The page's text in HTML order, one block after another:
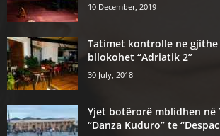
10 December, 2019
Tatimet kontrolle ne gjithe
bllokohet “Adriatik 2”
30 July, 2018
Yjet botërorë mblidhen në
“Danza Kuduro” te